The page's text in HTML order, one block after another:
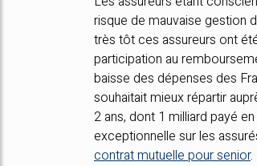
risque de mauvaise gestion
très tôt ces assureurs ont
participation au
baisse des dépenses des
souhaitait mieux répartir
2 ans, dont 1 milliard payé
exceptionnelle sur les
contrat mutuelle pour senior.